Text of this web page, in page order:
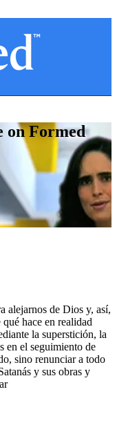
on Formed
alejarnos de Dios y, así,
hace en realidad
la superstición, la
en el seguimiento de
sino renunciar a todo
y sus obras y